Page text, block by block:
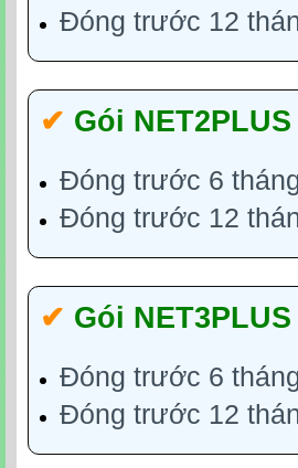
Đóng trước 12
✔‎ Gói NET2PLUS
Đóng trước 6
Đóng trước 12
✔‎ Gói NET3PLUS
Đóng trước 6
Đóng trước 12